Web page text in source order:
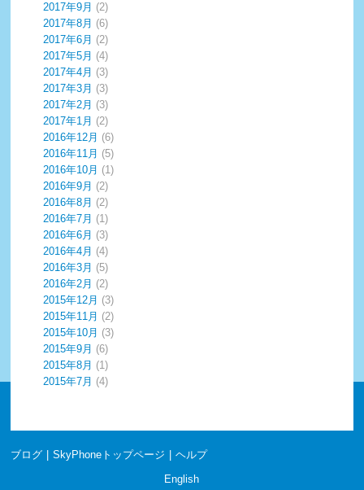
2017年9月 (2)
2017年8月 (6)
2017年6月 (2)
2017年5月 (4)
2017年4月 (3)
2017年3月 (3)
2017年2月 (3)
2017年1月 (2)
2016年12月 (6)
2016年11月 (5)
2016年10月 (1)
2016年9月 (2)
2016年8月 (2)
2016年7月 (1)
2016年6月 (3)
2016年4月 (4)
2016年3月 (5)
2016年2月 (2)
2015年12月 (3)
2015年11月 (2)
2015年10月 (3)
2015年9月 (6)
2015年8月 (1)
2015年7月 (4)
ブログ SkyPhoneトップページ
ヘルプ
English